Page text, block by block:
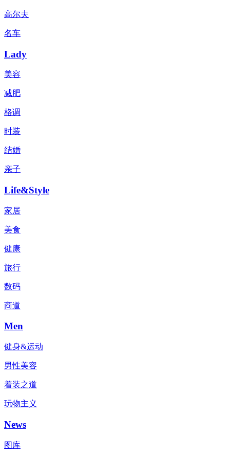
高尔夫
名车
Lady
美容
减肥
格调
时装
结婚
亲子
Life&Style
家居
美食
健康
旅行
数码
商道
Men
健身&运动
男性美容
着装之道
玩物主义
News
图库